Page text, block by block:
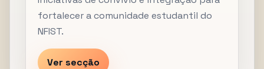
fortalecer a comunidade estudantil do
NFIST.
Ver secção